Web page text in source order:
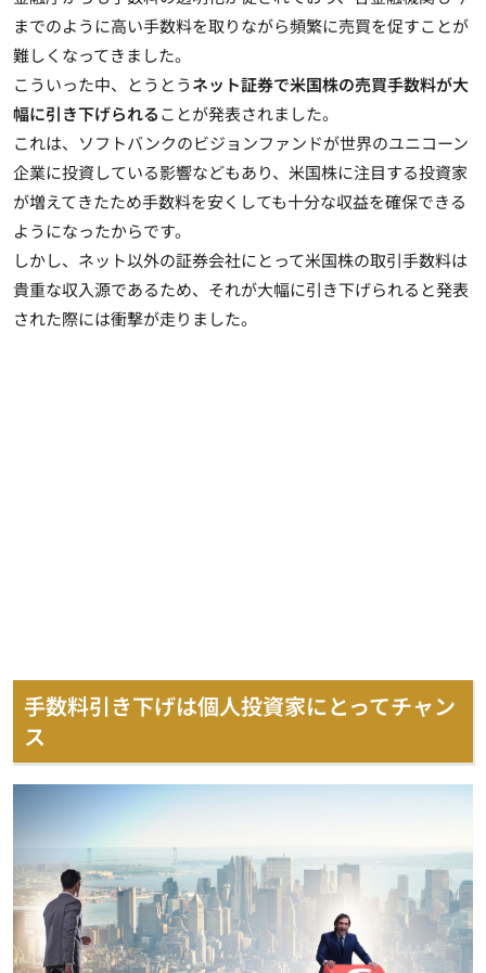
までのように高い手数料を取りながら頻繁に売買を促すことが
難しくなってきました。
こういった中、とうとうネット証券で米国株の売買手数料が大
幅に引き下げられることが発表されました。
これは、ソフトバンクのビジョンファンドが世界のユニコーン
企業に投資している影響などもあり、米国株に注目する投資家
が増えてきたため手数料を安くしても十分な収益を確保できる
ようになったからです。
しかし、 ネット以外の証券会社にとって米国株の取引手数料は
貴重な収入源であるため、それが大幅に引き下げられると発表
された際には衝撃が走りました。
手数料引き下げは個人投資家にとってチャン
ス